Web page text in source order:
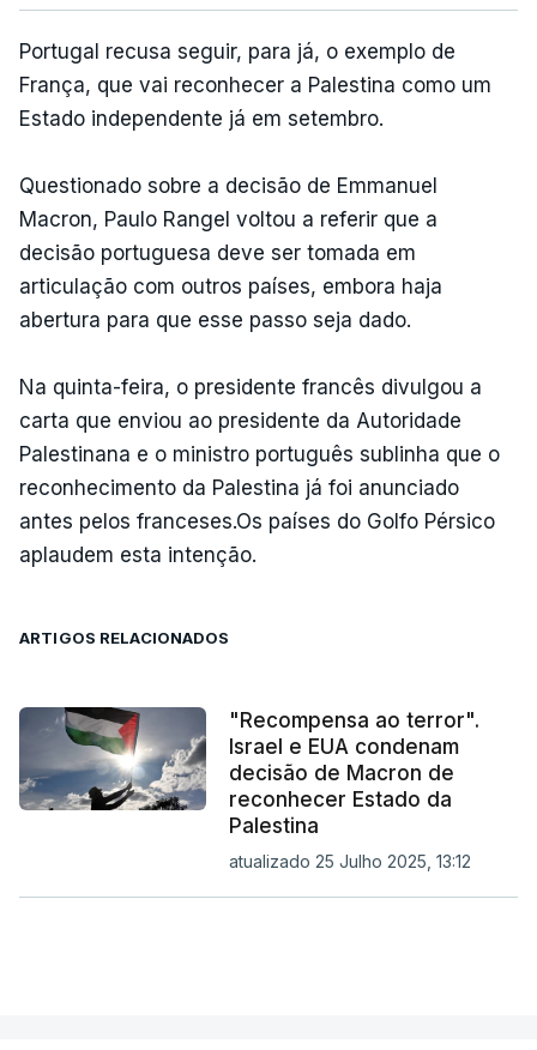
Portugal recusa seguir, para já, o exemplo de
França, que vai reconhecer a Palestina como um
Estado independente já em setembro.
Questionado sobre a decisão de Emmanuel
Macron, Paulo Rangel voltou a referir que a
decisão portuguesa deve ser tomada em
articulação com outros países, embora haja
abertura para que esse passo seja dado.
Na quinta-feira, o presidente francês divulgou a
carta que enviou ao presidente da Autoridade
Palestinana e o ministro português sublinha que o
reconhecimento da Palestina já foi anunciado
antes pelos franceses.Os países do Golfo Pérsico
aplaudem esta intenção.
ARTIGOS RELACIONADOS
"Recompensa ao terror".
Israel e EUA condenam
decisão de Macron de
reconhecer Estado da
Palestina
atualizado 25 Julho 2025, 13:12